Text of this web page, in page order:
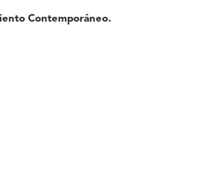
Contemporáneo.